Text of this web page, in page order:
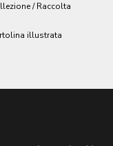
/ Raccolta
illustrata